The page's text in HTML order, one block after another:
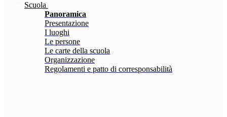
Scuola
Panoramica
Presentazione
I luoghi
Le persone
Le carte della scuola
Organizzazione
Regolamenti e patto di corresponsabilità